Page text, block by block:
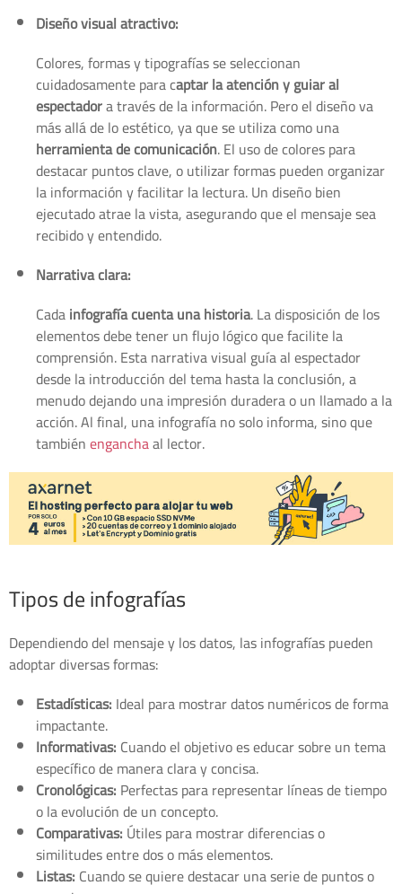
Diseño visual atractivo:
Colores, formas y tipografías se seleccionan
cuidadosamente para captar la atención y guiar al
espectadora través de la información. Pero el diseño va
más allá de lo estético, ya que se utiliza como una
herramienta de comunicación. El uso de colores para
destacar puntos clave, o utilizar formas pueden organizar
la información y facilitar la lectura. Un diseño bien
ejecutado atrae la vista, asegurando que el mensaje sea
recibido y entendido.
Narrativa clara:
Cadainfografía cuenta una historia. La disposición de los
elementos debe tener un flujo lógico que facilite la
comprensión. Esta narrativa visual guía al espectador
desde la introducción del tema hasta la conclusión, a
menudo dejando una impresión duradera o un llamado a la
acción. Al final, una infografía no solo informa, sino que
tambiénenganchaal lector.
Tipos de infografías
Dependiendo del mensaje y los datos, las infografías pueden
adoptar diversas formas:
Estadísticas: Ideal para mostrar datos numéricos de forma
impactante.
Informativas: Cuando el objetivo es educar sobre un tema
específico de manera clara y concisa.
Cronológicas: Perfectas para representar líneas de tiempo
o la evolución de un concepto.
Comparativas: Útiles para mostrar diferencias o
similitudes entre dos o más elementos.
Listas: Cuando se quiere destacar una serie de puntos o